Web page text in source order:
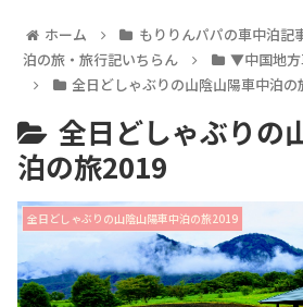
ホーム もりりんパパの車中泊記
泊の旅・旅行記いちらん
▼中国地方
全日どしゃぶりの山陰山陽車中泊の
全日どしゃぶりの
泊の旅2019
全日どしゃぶりの山陰山陽車中泊の旅2019